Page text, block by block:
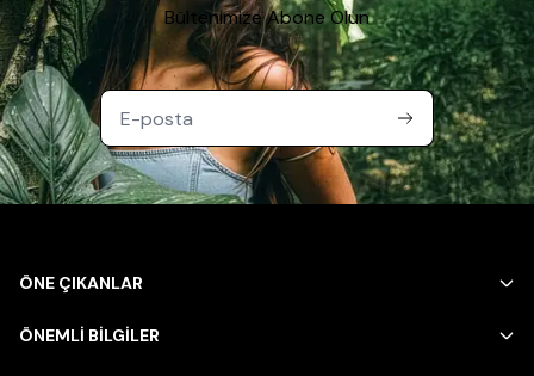
Bültenimize Abone Olun
ÖNE ÇIKANLAR
ÖNEMLİ BİLGİLER